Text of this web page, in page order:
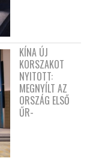
KÍNA ÚJ
KORSZAKOT
NYITOTT:
MEGNYÍLT AZ
ORSZÁG ELSŐ
ŰR-